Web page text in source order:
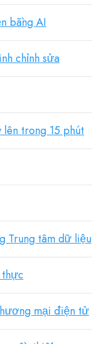
bằng AI
chỉnh sửa
lên trong 15 phút
Trung tâm dữ liệu
mại điện tử